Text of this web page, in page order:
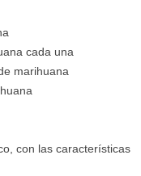
cada una
marihuana
con las características